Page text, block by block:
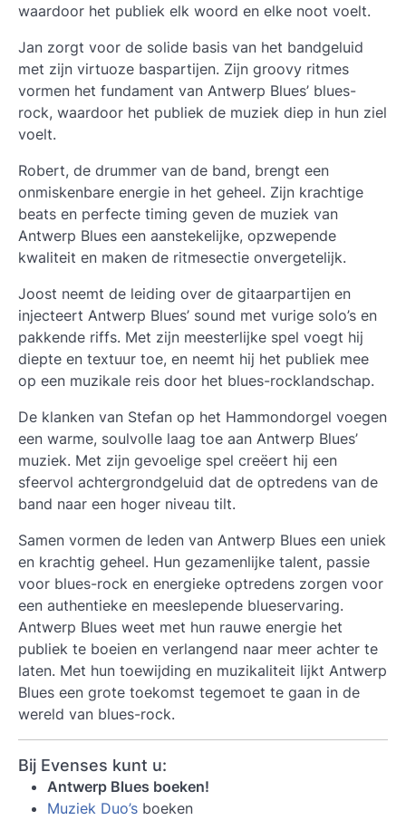
waardoor het publiek elk woord en elke noot voelt.
Jan zorgt voor de solide basis van het bandgeluid
met zijn virtuoze baspartijen. Zijn groovy ritmes
vormen het fundament van Antwerp Blues’ blues-
rock, waardoor het publiek de muziek diep in hun ziel
voelt.
Robert, de drummer van de band, brengt een
onmiskenbare energie in het geheel. Zijn krachtige
beats en perfecte timing geven de muziek van
Antwerp Blues een aanstekelijke, opzwepende
kwaliteit en maken de ritmesectie onvergetelijk.
Joost neemt de leiding over de gitaarpartijen en
injecteert Antwerp Blues’ sound met vurige solo’s en
pakkende riffs. Met zijn meesterlijke spel voegt hij
diepte en textuur toe, en neemt hij het publiek mee
op een muzikale reis door het blues-rocklandschap.
De klanken van Stefan op het Hammondorgel voegen
een warme, soulvolle laag toe aan Antwerp Blues’
muziek. Met zijn gevoelige spel creëert hij een
sfeervol achtergrondgeluid dat de optredens van de
band naar een hoger niveau tilt.
Samen vormen de leden van Antwerp Blues een uniek
en krachtig geheel. Hun gezamenlijke talent, passie
voor blues-rock en energieke optredens zorgen voor
een authentieke en meeslepende blueservaring.
Antwerp Blues weet met hun rauwe energie het
publiek te boeien en verlangend naar meer achter te
laten. Met hun toewijding en muzikaliteit lijkt Antwerp
Blues een grote toekomst tegemoet te gaan in de
wereld van blues-rock.
Bij Evenses kunt u:
Antwerp Blues boeken!
Muziek Duo’s boeken